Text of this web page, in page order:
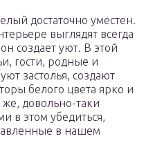
достаточно уместен.
выглядят всегда
создает уют. В этой
гости, родные и
застолья, создают
белого цвета ярко и
же, довольно-таки
в этом убедиться,
в нашем